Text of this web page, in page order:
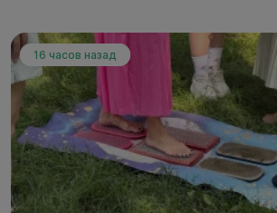
16 часов назад